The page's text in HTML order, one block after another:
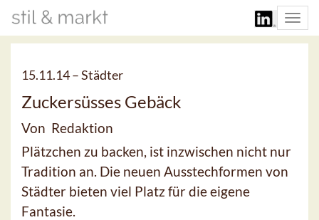
15.11.14 –Städter
Zuckersüsses Gebäck
Von Redaktion
Plätzchen zu backen, ist inzwischen nicht nur
Tradition an. Die neuen Ausstechformen von
Städter bieten viel Platz für die eigene
Fantasie.